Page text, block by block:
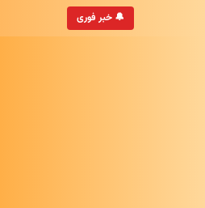
🔔 خبر فوریخبرگزاری ایرانی